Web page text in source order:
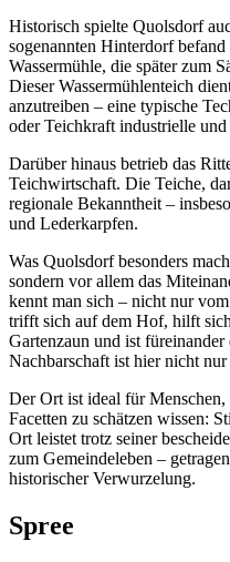
Historisch spielte Quolsdorf
sogenannten Hinterdorf
Wassermühle, die später zum
Dieser Wassermühlenteich
anzutreiben – eine typische
oder Teichkraft industrielle
Darüber hinaus betrieb das
Teichwirtschaft. Die Teiche,
regionale Bekanntheit –
und Lederkarpfen.
Was Quolsdorf besonders
sondern vor allem das
kennt man sich – nicht nur
trifft sich auf dem Hof, hilft
Gartenzaun und ist
Nachbarschaft ist hier nicht
Der Ort ist ideal für
Facetten zu schätzen wissen:
Ort leistet trotz seiner
zum Gemeindeleben –
historischer Verwurzelung.
Spree